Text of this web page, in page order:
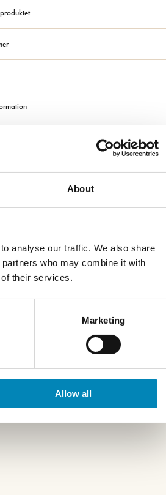
About
analyse our traffic. We also share
who may combine it with
their services.
Marketing
Allow all